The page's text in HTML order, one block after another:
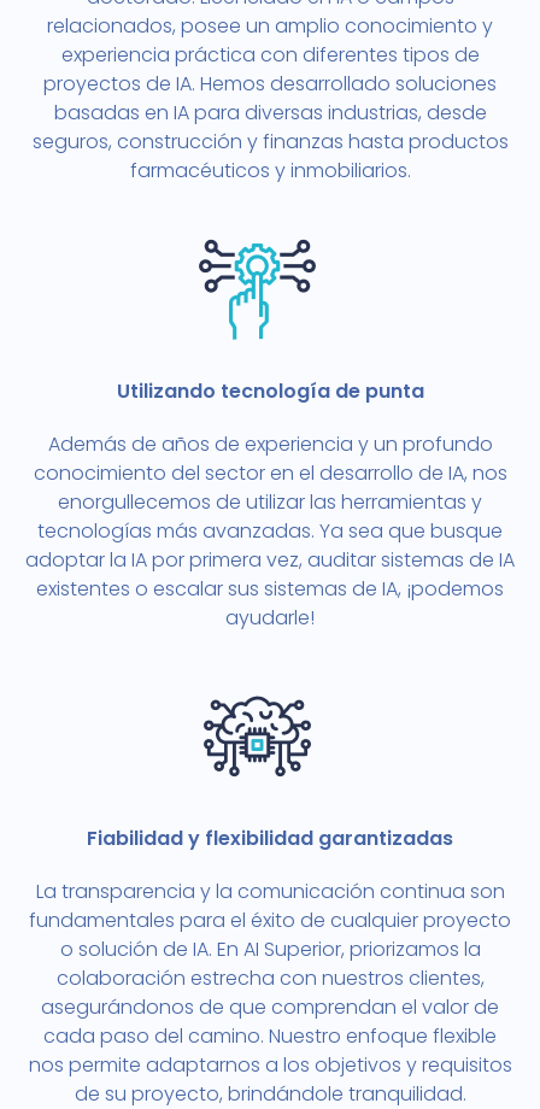
relacionados, posee un amplio conocimiento y
experiencia práctica con diferentes tipos de
proyectos de IA. Hemos desarrollado soluciones
basadas en IA para diversas industrias, desde
seguros, construcción y finanzas hasta productos
farmacéuticos y inmobiliarios.
Utilizando tecnología de punta
Además de años de experiencia y un profundo
conocimiento del sector en el desarrollo de IA, nos
enorgullecemos de utilizar las herramientas y
tecnologías más avanzadas. Ya sea que busque
adoptar la IA por primera vez, auditar sistemas de IA
existentes o escalar sus sistemas de IA, ¡podemos
ayudarle!
Fiabilidad y flexibilidad garantizadas
La transparencia y la comunicación continua son
fundamentales para el éxito de cualquier proyecto
o solución de IA. En AI Superior, priorizamos la
colaboración estrecha con nuestros clientes,
asegurándonos de que comprendan el valor de
cada paso del camino. Nuestro enfoque flexible
nos permite adaptarnos a los objetivos y requisitos
de su proyecto, brindándole tranquilidad.